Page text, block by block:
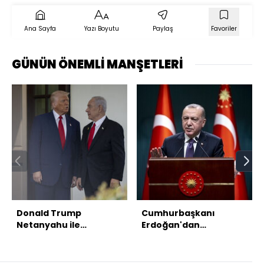
Ana Sayfa Yazı Boyutu Paylaş Favoriler
GÜNÜN ÖNEMLİ MANŞETLERİ
Donald Trump
Netanyahu ile
Cumhurbaşkanı
Erdoğan'dan